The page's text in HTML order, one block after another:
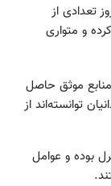
تعدادی از
و متواری
منابع موثق حاصل
توانسته‌اند از
بوده و عوامل